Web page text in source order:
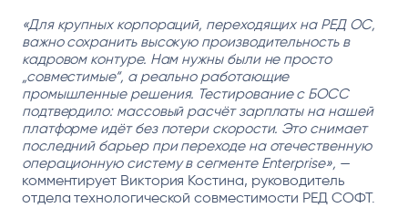
«Для крупных корпораций, переходящих на РЕД ОС,
важно сохранить высокую производительность в
кадровом контуре. Нам нужны были не просто
„совместимые“, а реально работающие
промышленные решения. Тестирование с БОСС
подтвердило: массовый расчёт зарплаты на нашей
платформе идёт без потери скорости. Это снимает
последний барьер при переходе на отечественную
операционную систему в сегменте Enterprise», —
комментирует Виктория Костина, руководитель
отдела технологической совместимости РЕД СОФТ.